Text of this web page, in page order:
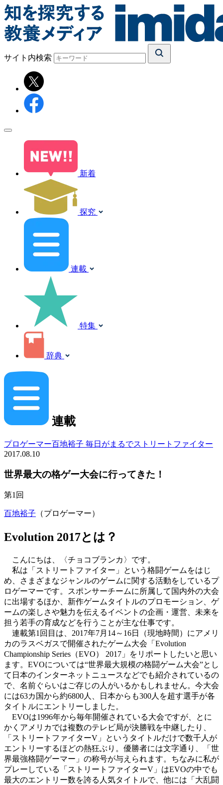
サイト内検索
新着
探究
連載
特集
辞典
連載
プロゲーマー百地裕子 毎日がまるでストリートファイター
2017.08.10
世界最大の格ゲー大会に行ってきた！
第1回
百地裕子 （プロゲーマー）
Evolution 2017とは？
こんにちは、〈チョコブランカ〉です。
私は「ストリートファイター」という格闘ゲームをはじ
め、さまざまなジャンルのゲームに関する活動をしているプ
ロゲーマーです。スポンサーチームに所属して国内外の大会
に出場するほか、新作ゲームタイトルのプロモーション、ゲ
ームの楽しさや魅力を伝えるイベントの企画・運営、未来を
担う若手の育成などを行うことが主な仕事です。
連載第1回目は、2017年7月14～16日（現地時間）にアメリ
カのラスベガスで開催されたゲーム大会「Evolution
Championship Series（EVO） 2017」をリポートしたいと思い
ます。EVOについては“世界最大規模の格闘ゲーム大会”とし
て日本のインターネットニュースなどでも紹介されているの
で、名前ぐらいはご存じの人がいるかもしれません。今大会
には63カ国から約6800人、日本からも300人を超す選手が各
タイトルにエントリーしました。
EVOは1996年から毎年開催されている大会ですが、とに
かくアメリカでは複数のテレビ局が決勝戦を中継したり、
「ストリートファイターV」というタイトルだけで数千人が
エントリーするほどの熱狂ぶり。優勝者には文字通り、「世
界最強格闘ゲーマー」の称号が与えられます。ちなみに私が
プレーしている「ストリートファイターV」はEVOの中でも
最大のエントリー数を誇る人気タイトルで、他には「大乱闘